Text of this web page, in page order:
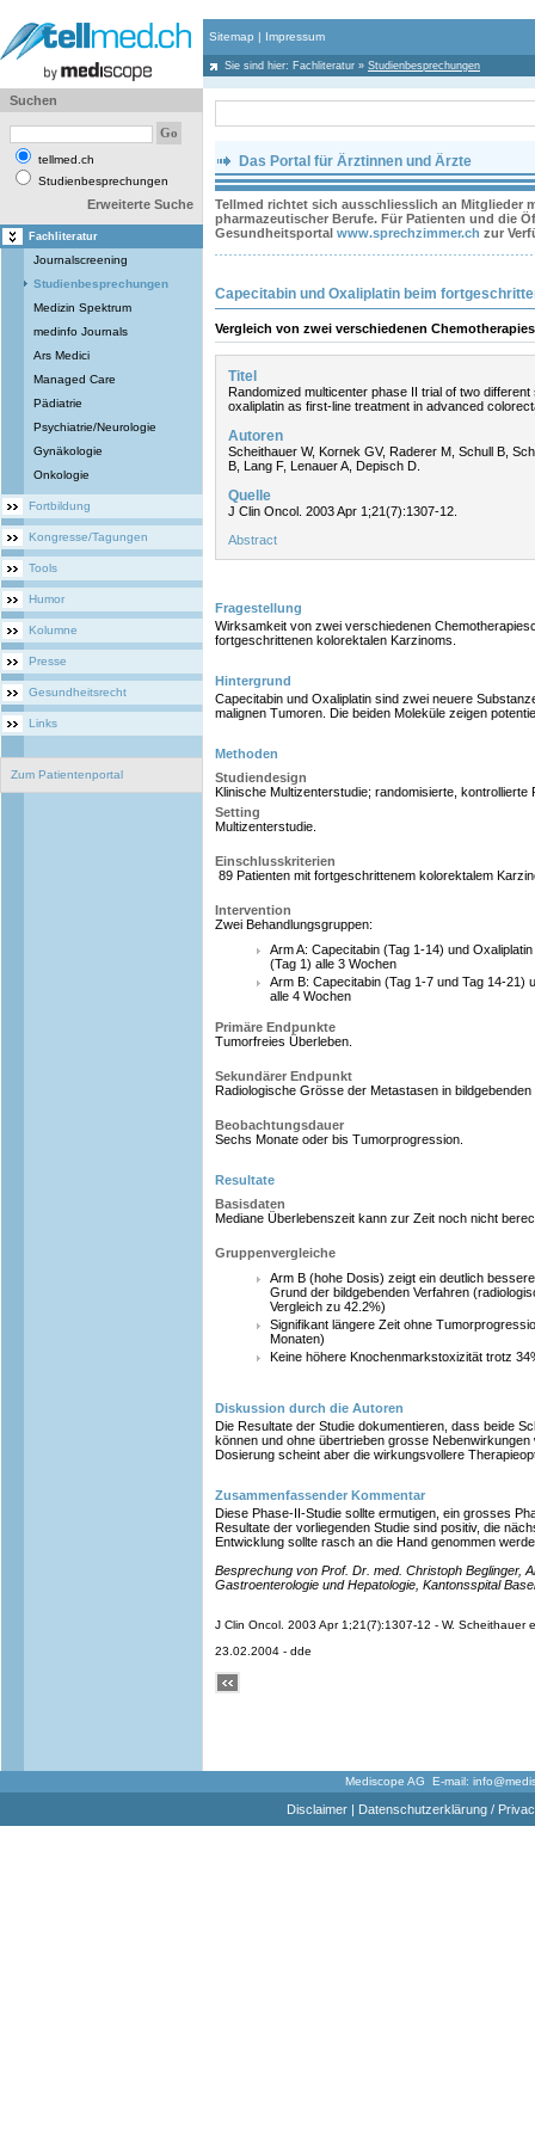
Sitemap | Impressum
Sie sind hier: Fachliteratur » Studienbesprechungen
Suchen
tellmed.ch
Studienbesprechungen
Erweiterte Suche
Fachliteratur
Journalscreening
Studienbesprechungen
Medizin Spektrum
medinfo Journals
Ars Medici
Managed Care
Pädiatrie
Psychiatrie/Neurologie
Gynäkologie
Onkologie
Fortbildung
Kongresse/Tagungen
Tools
Humor
Kolumne
Presse
Gesundheitsrecht
Links
Zum Patientenportal
Das Portal für Ärztinnen und Ärzte
Tellmed richtet sich ausschliesslich an Mitglieder
pharmazeutischer Berufe. Für Patienten und die
Gesundheitsportal www.sprechzimmer.ch zur
Capecitabin und Oxaliplatin beim
Vergleich von zwei verschiedenen
Titel
Randomized multicenter phase II trial of two
oxaliplatin as first-line treatment in advanced
Autoren
Scheithauer W, Kornek GV, Raderer M, Schull B,
B, Lang F, Lenauer A, Depisch D.
Quelle
J Clin Oncol. 2003 Apr 1;21(7):1307-12.
Abstract
Fragestellung
Wirksamkeit von zwei verschiedenen
fortgeschrittenen kolorektalen Karzinoms.
Hintergrund
Capecitabin und Oxaliplatin sind zwei neuere
malignen Tumoren. Die beiden Moleküle zeigen
Methoden
Studiendesign
Klinische Multizenterstudie; randomisierte, kontrollierte
Setting
Multizenterstudie.
Einschlusskriterien
89 Patienten mit fortgeschrittenem kolorektalem
Intervention
Zwei Behandlungsgruppen:
Arm A: Capecitabin (Tag 1-14) und Oxaliplatin
(Tag 1) alle 3 Wochen
Arm B: Capecitabin (Tag 1-7 und Tag 14-21)
alle 4 Wochen
Primäre Endpunkte
Tumorfreies Überleben.
Sekundärer Endpunkt
Radiologische Grösse der Metastasen in bildgebenden
Beobachtungsdauer
Sechs Monate oder bis Tumorprogression.
Resultate
Basisdaten
Mediane Überlebenszeit kann zur Zeit noch nicht
Gruppenvergleiche
Arm B (hohe Dosis) zeigt ein deutlich
Grund der bildgebenden Verfahren
Vergleich zu 42.2%)
Signifikant längere Zeit ohne
Monaten)
Keine höhere Knochenmarkstoxizität trotz
Diskussion durch die Autoren
Die Resultate der Studie dokumentieren, dass beide
können und ohne übertrieben grosse
Dosierung scheint aber die wirkungsvollere
Zusammenfassender Kommentar
Diese Phase-II-Studie sollte ermutigen, ein grosses
Resultate der vorliegenden Studie sind positiv, die
Entwicklung sollte rasch an die Hand genommen
Besprechung von Prof. Dr. med. Christoph Beglinger,
Gastroenterologie und Hepatologie, Kantonsspital Basel
J Clin Oncol. 2003 Apr 1;21(7):1307-12 - W. Scheithauer
23.02.2004 - dde
Mediscope AG E-mail:
Disclaimer| Datenschutzerklärung /